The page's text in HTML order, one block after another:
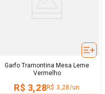
Garfo Tramontina Mesa Leme
Vermelho
R$ 3,28R$ 3,28/un